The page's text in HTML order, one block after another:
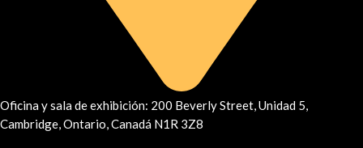
Oficina y sala de exhibición: 200 Beverly Street, Unidad 5,
Cambridge, Ontario, Canadá N1R 3Z8